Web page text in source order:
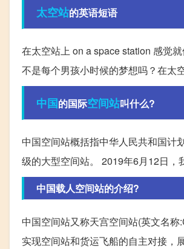
太空站的英语短语
在太空站上 on a space station 感觉
不是每个男孩小时候的梦想吗？在太
中国的国际空间站叫什么?
中国空间站概括指中华人民共和国计
级的大型空间站。 2019年6月12日，
中国载人空间站的介绍?
中国空间站又称天宫空间站(英文名
实现空间站和货运飞船的自主对接，